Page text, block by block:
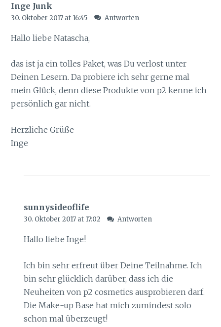
Inge Junk
30. Oktober 2017 at 16:45 Antworten
Hallo liebe Natascha,
das ist ja ein tolles Paket, was Du verlost unter
Deinen Lesern. Da probiere ich sehr gerne mal
mein Glück, denn diese Produkte von p2 kenne ich
persönlich gar nicht.
Herzliche Grüße
Inge
sunnysideoflife
30. Oktober 2017 at 17:02 Antworten
Hallo liebe Inge!
Ich bin sehr erfreut über Deine Teilnahme. Ich
bin sehr glücklich darüber, dass ich die
Neuheiten von p2 cosmetics ausprobieren darf.
Die Make-up Base hat mich zumindest solo
schon mal überzeugt!